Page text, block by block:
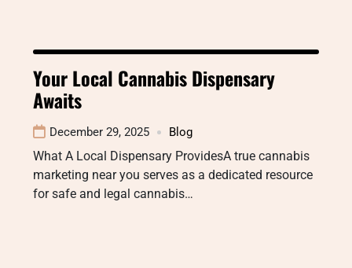
Your Local Cannabis Dispensary
Awaits
December 29, 2025 Blog
What A Local Dispensary ProvidesA true cannabis
marketing near you serves as a dedicated resource
for safe and legal cannabis…